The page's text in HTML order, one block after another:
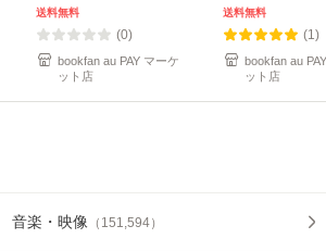
送料無料
(0)
bookfan au PAY マーケ
ット店
送料無料
(1)
bookfan au
ット店
音楽・映像 （ 151,594）